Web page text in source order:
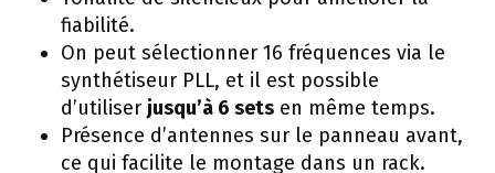
fiabilité.
On peut sélectionner 16 fréquences via le
synthétiseur PLL, et il est possible
d’utiliser jusqu’à 6 sets en même temps.
Présence d’antennes sur le panneau avant,
ce qui facilite le montage dans un rack.